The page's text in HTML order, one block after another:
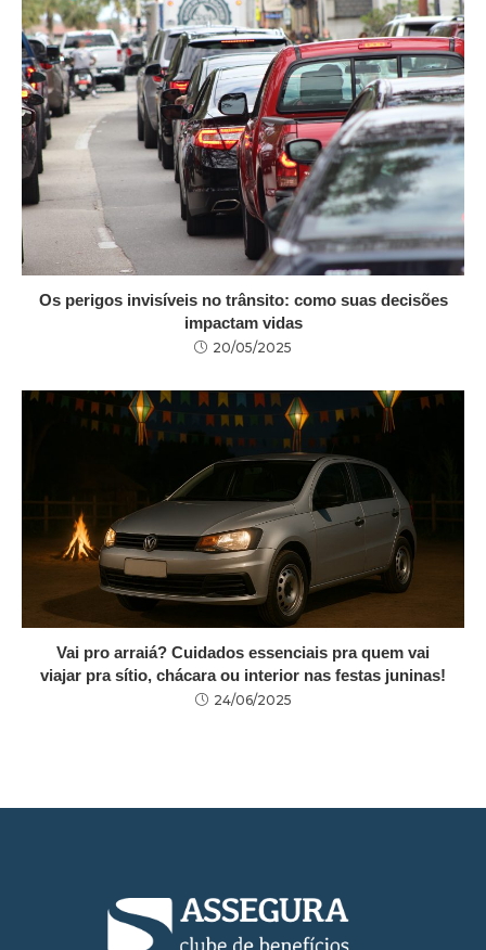
Os perigos invisíveis no trânsito: como suas decisões
impactam vidas
20/05/2025
Vai pro arraiá? Cuidados essenciais pra quem vai
viajar pra sítio, chácara ou interior nas festas juninas!
24/06/2025